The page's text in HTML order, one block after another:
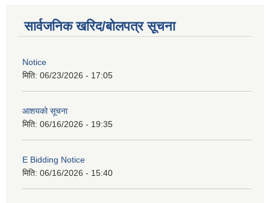
सार्वजनिक खरिद/बोलपत्र सूचना
Notice
मिति: 06/23/2026 - 17:05
आशयको सूचना
मिति: 06/16/2026 - 19:35
E Bidding Notice
मिति: 06/16/2026 - 15:40